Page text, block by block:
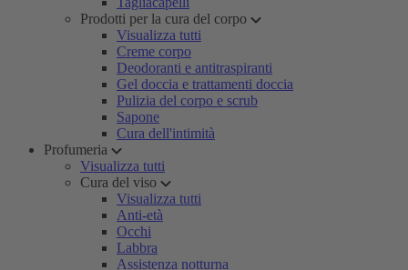
Prodotti per la cura del corpo
Visualizza tutti
Creme corpo
Deodoranti e antitraspiranti
Gel doccia e trattamenti doccia
Pulizia del corpo e scrub
Sapone
Cura dell'intimità
Profumeria
Visualizza tutti
Cura del viso
Visualizza tutti
Anti-età
Occhi
Labbra
Assistenza notturna